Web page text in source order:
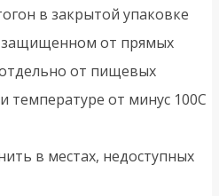
в закрытой упаковке
защищенном от прямых
от пищевых
температуре от минус 100С
в местах, недоступных